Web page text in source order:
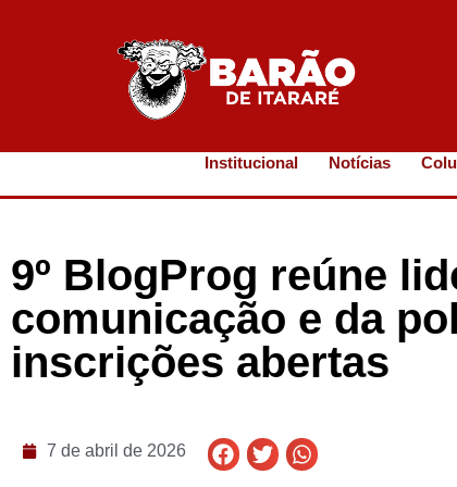
Institucional Notícias
9º BlogProg reúne
comunicação e da
inscrições abertas
7 de abril de 2026